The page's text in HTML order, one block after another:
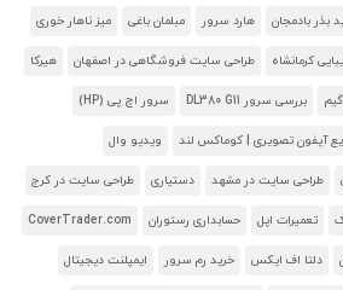
بذر بادمجان هارد سرور مبلمان باغی میز ناهار خوری
کرمانشاه طراحی سایت فروشگاهی در اصفهان هیرکا
بررسی سرور DL380 G11 سرور اچ پی (HP)
آیفون تصویری | کوماکس لند ویدیو وال
طراحی سایت در مشهد دستیاری طراحی سایت در کرج
تعمیرات اپل حسابداری رستوران CoverTrader.com
دلتا اف ایکس خرید رم سرور ایمپلنت دیجیتال